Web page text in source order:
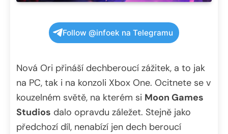
Follow @infoek na Telegramu
Nová Ori přináší dechberoucí zážitek, a to jak
na PC, tak i na konzoli Xbox One. Ocitnete se v
kouzelném světě, na kterém si Moon Games
Studios dalo opravdu záležet. Stejně jako
předchozí díl, nenabízí jen dech beroucí